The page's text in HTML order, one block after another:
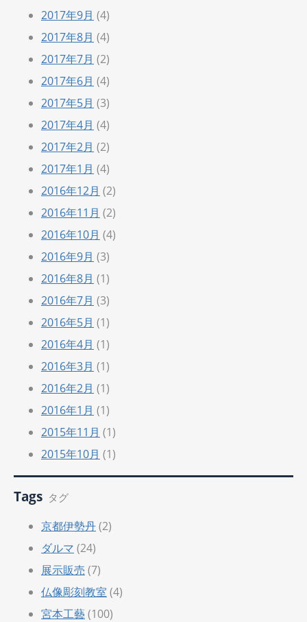
2017年9月 (4)
2017年8月 (4)
2017年7月 (2)
2017年6月 (4)
2017年5月 (3)
2017年4月 (4)
2017年2月 (2)
2017年1月 (4)
2016年12月 (2)
2016年11月 (2)
2016年10月 (4)
2016年9月 (3)
2016年8月 (1)
2016年7月 (3)
2016年5月 (1)
2016年4月 (1)
2016年3月 (1)
2016年2月 (1)
2016年1月 (1)
2015年11月 (1)
2015年10月 (1)
Tags タグ
京都伊勢丹(2)
ダルマ (24)
展示販売 (7)
仏像彫刻教室 (4)
宮本工藝(100)